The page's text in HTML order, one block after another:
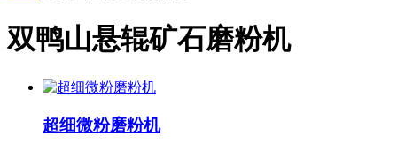
双鸭山悬辊矿石磨粉机
超细微粉磨粉机